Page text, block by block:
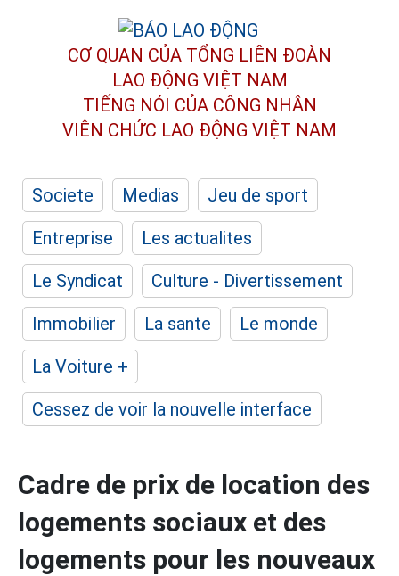
CƠ QUAN CỦA TỔNG LIÊN ĐOÀN
LAO ĐỘNG VIỆT NAM
TIẾNG NÓI CỦA CÔNG NHÂN
VIÊN CHỨC LAO ĐỘNG VIỆT NAM
Societe Medias
Jeu de sport
Entreprise
Les actualites
Le Syndicat
Culture - Divertissement
Immobilier
La sante
Le monde
La Voiture +
Cessez de voir la nouvelle interface
Cadre de prix de location des
logements sociaux et des
logements pour les nouveaux